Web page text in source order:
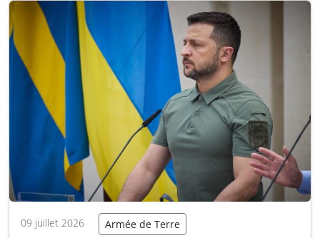
exigences opérationnelles définies par le
ministère. Cette désignation a été délivrée…
Lire la suite
09 juillet 2026 Armée de Terre